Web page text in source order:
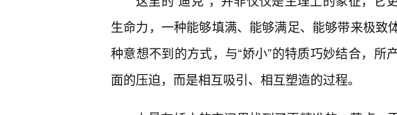
生命力，一种能够填满、能够满足、能够带来极致
种意想不到的方式，与“娇小”的特质巧妙结合，所
面的压迫，而是相互吸引、相互塑造的过程。